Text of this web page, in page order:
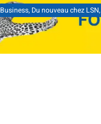
Business,Du nouveau chez LSN,